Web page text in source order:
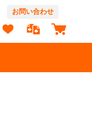
お問い合わせ
マイカ